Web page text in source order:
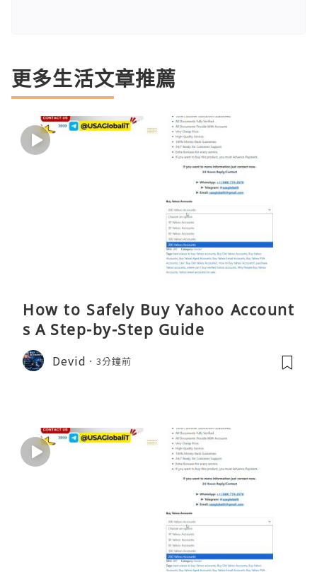
更多生活文章推薦
How to Safely Buy Yahoo Account
s A Step-by-Step Guide
Devid 3分鐘前